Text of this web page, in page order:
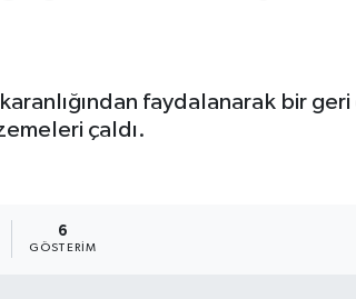
faydalanarak bir geri
çaldı.
6
GÖSTERIM